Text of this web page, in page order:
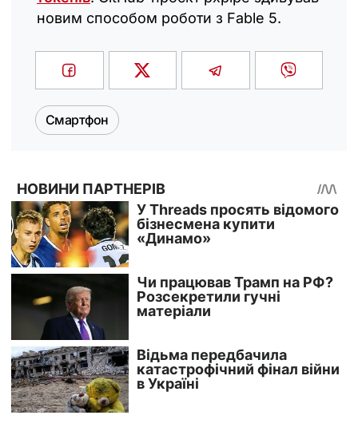
новим способом роботи з Fable 5.
Смартфон